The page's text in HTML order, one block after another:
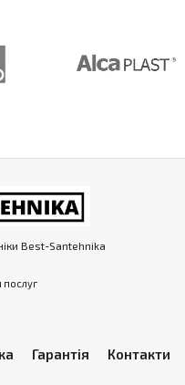
Best-Santehnika
Гарантія Контакти